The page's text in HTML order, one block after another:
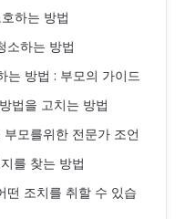
하는 방법
소하는 방법
는 방법 : 부모의 가이드
법을 고치는 방법
모를위한 전문가 조언
를 찾는 방법
떤 조치를 취할 수 있습